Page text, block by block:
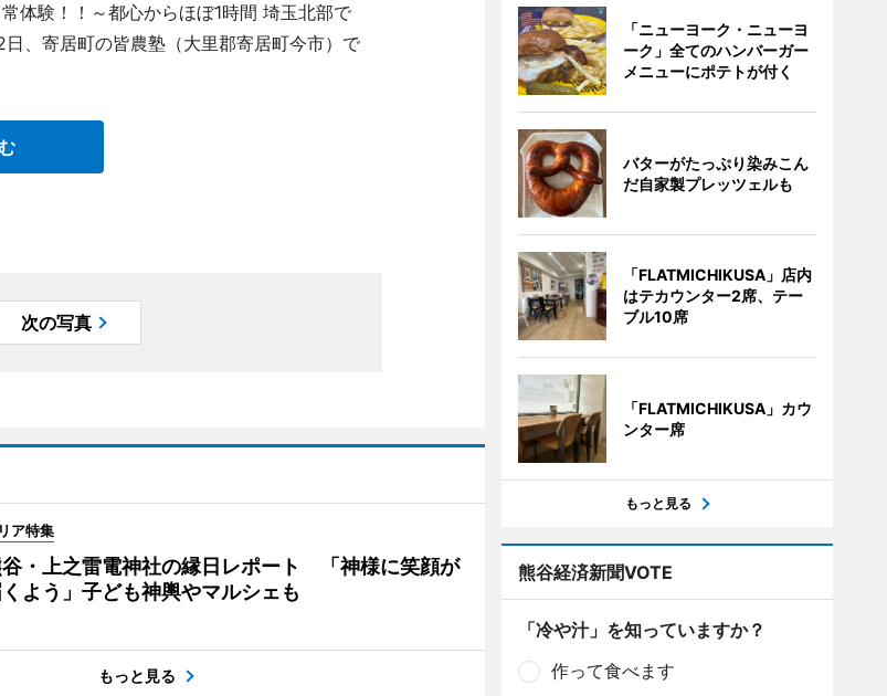
体験！！～都心からほぼ1時間 埼玉北部で
、寄居町の皆農塾（大里郡寄居町今市）で
次の写真
ア特集
・上之雷電神社の縁日レポート 「神様に笑顔が
くよう」子ども神輿やマルシェも
もっと見る
「ニューヨーク・ニューヨ
ーク」全てのハンバーガー
メニューにポテトが付く
バターがたっぷり染みこん
だ自家製プレッツェルも
「FLATMICHIKUSA」店内
はテカウンター2席、テー
ブル10席
「FLATMICHIKUSA」カウ
ンター席
もっと見る
熊谷経済新聞VOTE
「冷や汁」を知っていますか？
作って食べます